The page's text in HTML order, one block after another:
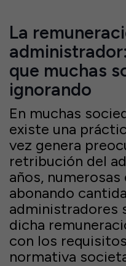
La
que muchas
ignorando
En muchas
existe una
vez genera
retribución del
años,
abonando
administradores
dicha
con los
normativa